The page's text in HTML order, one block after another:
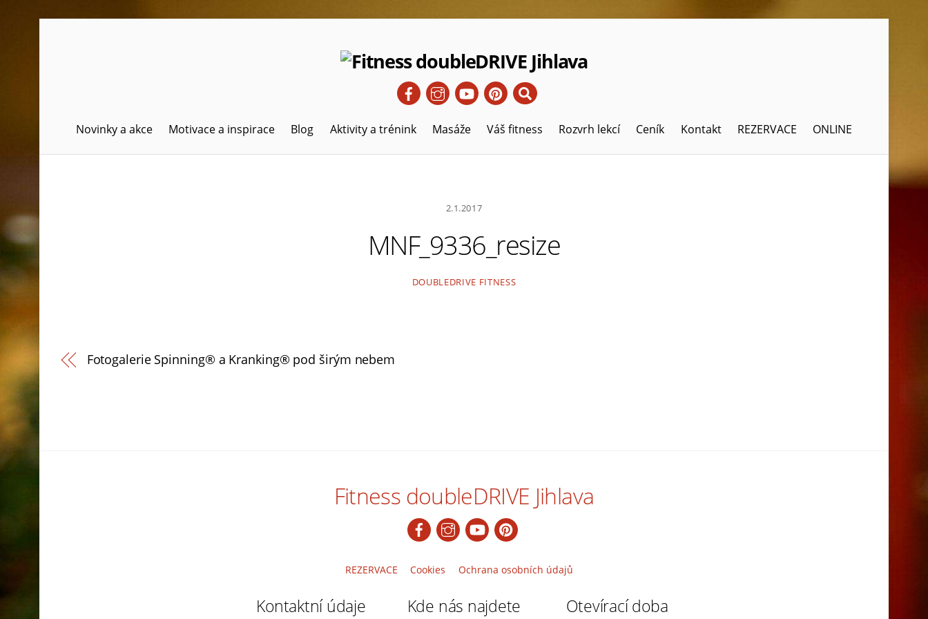
Hledat
Novinky a akce Motivace a inspirace Blog Aktivity a trénink Masáže Váš fitness Rozvrh lekcí Ceník Kontakt REZERVACE ONLINE
2.1.2017
MNF_9336_resize
DOUBLEDRIVE FITNESS
Fotogalerie Spinning® a Kranking® pod širým nebem
Fitness doubleDRIVE Jihlava
REZERVACE Cookies Ochrana osobních údajů
Kontaktní údaje Kde nás najdete Otevírací doba